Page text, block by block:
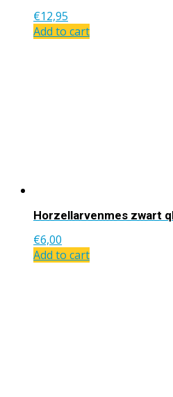
€12,95
Add to cart
Horzellarvenmes zwart
€6,00
Add to cart